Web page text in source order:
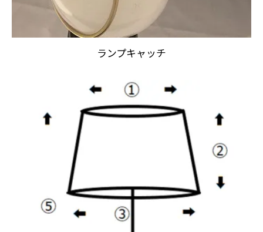
ランプキャッチ